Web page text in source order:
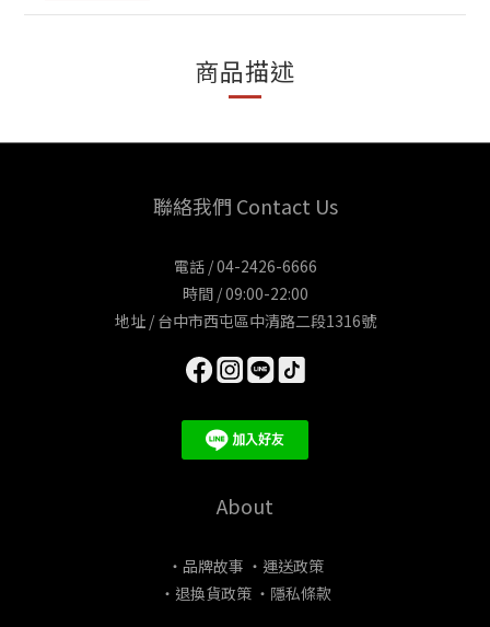
商品描述
聯絡我們 Contact Us
電話 / 04-2426-6666
時間 / 09:00-22:00
地址 / 台中市西屯區中清路二段1316號
About
・品牌故事 ・運送政策
・退換貨政策 ・隱私條款